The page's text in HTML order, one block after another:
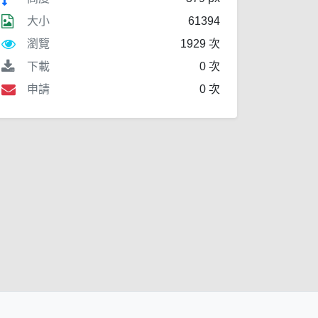
大小
61394
瀏覽
1929 次
下載
0 次
申請
0 次